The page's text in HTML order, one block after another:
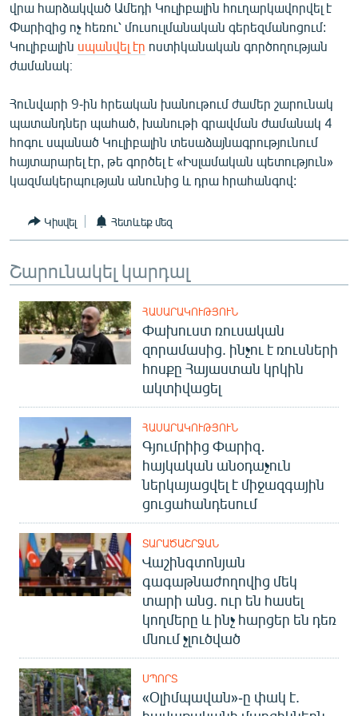
ՄԻՋԱԶԳԱՅԻՆ
ՄՇԱԿՈՒՅԹ
ՍՊՈՐՏ
ՄԵԿՆԱԲԱՆՈՒԹՅՈՒՆ
ՏՏ ԵՒ ԻՆՏԵՐՆԵՏ
ԿՈՐՈՆԱՎԻՐՈՒՍ
ԱՐԽԻՎ
ՏԵՍԱՆՅՈՒԹԵՐ
ԲԱՆԱՎԵՃ
ՁԳՏԵԼՈՎ ԼԱՎԱԳՈՒՅՆԻՆ
ՓՈԴՔԱՍԹ
Հայերեն
ՀԵՏԵՎԵՔ ՄԵԶ
«Ազատության» բոլոր կայքերը
վրա հարձակված Ամեդի Կուլիբալին հուղարկավորվել է
Փարիզից ոչ հեռու՝ մուսուլմանական գերեզմանոցում:
Կուլիբալին սպանվել էր ոստիկանական գործողության
ժամանակ։
Հունվարի 9-ին հրեական խանութում ժամեր շարունակ
պատանդներ պահած, խանութի գրավման ժամանակ 4
հոգու սպանած Կուլիբալին տեսաձայնագրությունում
հայտարարել էր, թե գործել է «Իսլամական պետություն»
կազմակերպության անունից և դրա հրահանգով:
Կիսվել Հետևեք մեզ
Շարունակել կարդալ
ՀԱՍԱՐԱԿՈՒԹՅՈՒՆ
Փախուստ ռուսական
զորամասից. ինչու է ռուսների
հոսքը Հայաստան կրկին
ակտիվացել
ՀԱՍԱՐԱԿՈՒԹՅՈՒՆ
Գյումրիից Փարիզ․
հայկական անօդաչուն
ներկայացվել է միջազգային
ցուցահանդեսում
ՏԱՐԱԾԱՇՐՋԱՆ
Վաշինգտոնյան
գագաթնաժողովից մեկ
տարի անց. ուր են հասել
կողմերը և ինչ հարցեր են դեռ
մնում չլուծված
ՍՊՈՐՏ
«Օլիմպավան»-ը փակ է.